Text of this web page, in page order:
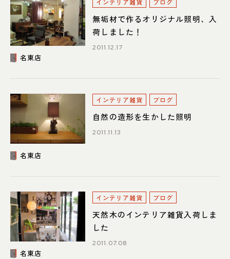
名東店
無垢材で作るオリジナル照明、入
荷しました！
2011.12.17
名東店
インテリア雑貨 ブログ
自然の造形を生かした照明
2011.11.13
名東店
インテリア雑貨 ブログ
天然木のインテリア雑貨入荷しま
した
2011.07.08